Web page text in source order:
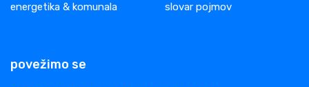
energetika & komunala
slovar pojmov
povežimo se